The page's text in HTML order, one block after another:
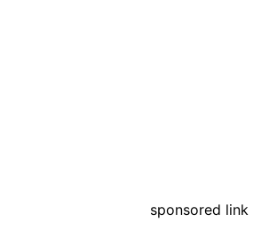
sponsored link